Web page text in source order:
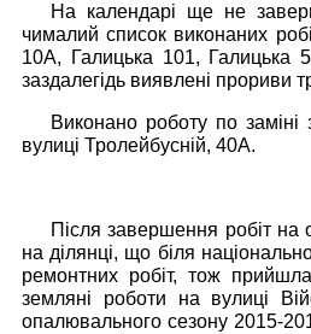
На календарі ще не
чималий список виконаних
10А, Галицька 101, Галицька
заздалегідь виявлені прориви
Виконано роботу по
вулиці Тролейбусній, 40А.
Після завершення робіт на
на ділянці, що біля
ремонтних робіт, тож
земляні роботи на вулиці
опалювального сезону 2015-